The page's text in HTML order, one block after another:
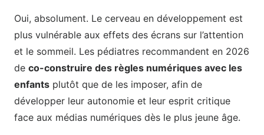
Oui, absolument. Le cerveau en développement est
plus vulnérable aux effets des écrans sur l’attention
et le sommeil. Les pédiatres recommandent en 2026
de co-construire des règles numériques avec les
enfants plutôt que de les imposer, afin de
développer leur autonomie et leur esprit critique
face aux médias numériques dès le plus jeune âge.